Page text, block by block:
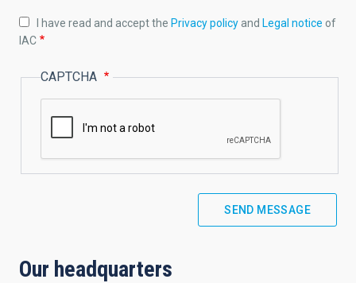
I have read and accept the Privacy policy and Legal notice of
IAC
CAPTCHA
Our headquarters